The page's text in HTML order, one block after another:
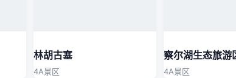
林胡古塞
4A景区
察尔湖生态旅游
4A景区